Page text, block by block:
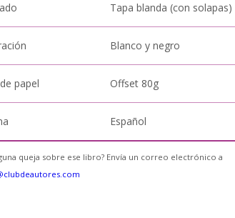
Tapa blanda (con solapas)
Blanco y negro
papel Offset 80g
Español
queja sobre ese libro? Envía un correo electrónico a